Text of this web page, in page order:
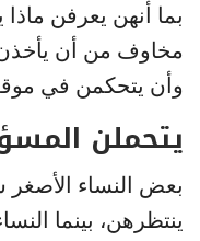
بما أنهن يعرفن
مخاوف من أن
وأن يتحكمن في
يتحملن
بعض النساء الأصغر
ينتظرهن، بينما